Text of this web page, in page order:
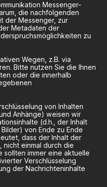
Messenger-
die nachfolgenden
der Messenger, zur
Metadaten der
zu
Wegen, z.B. via
Bitte nutzen Sie die Ihnen
oder die innerhalb
von Inhalten
Anhänge) weisen wir
(d.h., der Inhalt
von Ende zu Ende
dass der Inhalt der
nicht einmal durch die
sollten immer eine aktuelle
Verschlüsselung
der Nachrichteninhalte